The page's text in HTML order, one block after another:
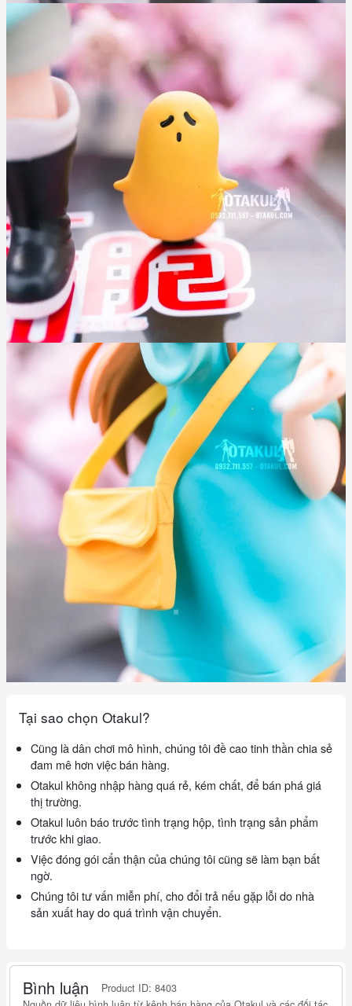
Tại sao chọn Otakul?
Cũng là dân chơi mô hình, chúng tôi đề cao tinh thần chia sẻ
đam mê hơn việc bán hàng.
Otakul không nhập hàng quá rẻ, kém chất, để bán phá giá
thị trường.
Otakul luôn báo trước tình trạng hộp, tình trạng sản phẩm
trước khi giao.
Việc đóng gói cẩn thận của chúng tôi cũng sẽ làm bạn bất
ngờ.
Chúng tôi tư vấn miễn phí, cho đổi trả nếu gặp lỗi do nhà
sản xuất hay do quá trình vận chuyển.
Bình luận
Product ID: 8403